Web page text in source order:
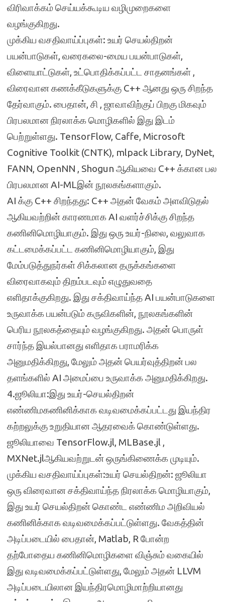
விரிவாக்கம் செய்யக்கூடிய வழிமுறைகளை
வழங்குகிறது.
முக்கிய வசதிவாய்ப்புகள்: உயர் செயல்திறன்
பயன்பாடுகள், வரைகலை-மைய பயன்பாடுகள்,
விளையாட்டுகள், உட்பொதிக்கப்பட்ட சாதனங்கள் ,
விரைவான கணக்கீடுகளுக்கு C++ ஆனது ஒரு சிறந்த
தேர்வாகும். பைதான், சி , ஜாவாவிற்குப் பிறகு மிகவும்
பிரபலமான நிரலாக்க மொழிகளில் இது இடம்
பெற்றுள்ளது. TensorFlow, Caffe, Microsoft
Cognitive Toolkit (CNTK), mlpack Library, DyNet,
FANN, OpenNN , Shogun ஆகியவை C++ க்கான பல
பிரபலமான AI-MLஇன் நூலகங்களாகும்.
AI க்கு C++ சிறந்தது: C++ அதன் வேகம் அளவிடுதல்
ஆகியவற்றின் காரணமாக AI வளர்ச்சிக்கு சிறந்த
கணினிமொழியாகும். இது ஒரு உயர்-நிலை, வலுவாக
கட்டமைக்கப்பட்ட கணினிமொழியாகும், இது
மேம்படுத்துநர்கள் சிக்கலான தருக்கங்களை
விரைவாகவும் திறம்படவும் எழுதுவதை
எளிதாக்குகிறது. இது சக்திவாய்ந்த AI பயன்பாடுகளை
உருவாக்க பயன்படும் கருவிகளின், நூலகங்களின்
பெரிய நூலகத்தையும் வழங்குகிறது. அதன் பொருள்
சார்ந்த இயல்பானது எளிதாக பராமரிக்க
அனுமதிக்கிறது, மேலும் அதன் பெயர்வுத்திறன் பல
தளங்களில் AI அமைப்பை உருவாக்க அனுமதிக்கிறது.
4.ஜூலியா:இது உயர்-செயல்திறன்
எண்ணிமகணினிக்காக வடிவமைக்கப்பட்டது இயந்திர
கற்றலுக்கு உறுதியான ஆதரவைக் கொண்டுள்ளது.
ஜூலியாவை TensorFlow.jl, MLBase.jl ,
MXNet.jlஆகியவற்றுடன் ஒருங்கிணைக்க முடியும்.
முக்கிய வசதிவாய்ப்புகள்:உயர் செயல்திறன்: ஜூலியா
ஒரு விரைவான சக்திவாய்ந்த நிரலாக்க மொழியாகும்,
இது உயர் செயல்திறன் கொண்ட எண்ணிம அறிவியல்
கணினிக்காக வடிவமைக்கப்பட்டுள்ளது. வேகத்தின்
அடிப்படையில் பைதான், Matlab, R போன்ற
தற்போதைய கணினிமொழிகளை விஞ்சும் வகையில்
இது வடிவமைக்கப்பட்டுள்ளது, மேலும் அதன் LLVM
அடிப்படையிலான இயந்திரமொழிமாற்றியானது